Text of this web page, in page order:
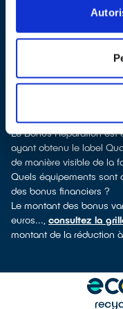
réparateur, vous verrez
professionnel a obtenu
famille d’équipements
QualiRépar.
Consulter l’annuaire
Comment bénéficier du
Vieux ?
Le Bonus Réparation est
ayant obtenu le label
de manière visible de la
Quels équipements sont
des bonus financiers ?
Le montant des bonus
euros..., consultez la
montant de la réduction